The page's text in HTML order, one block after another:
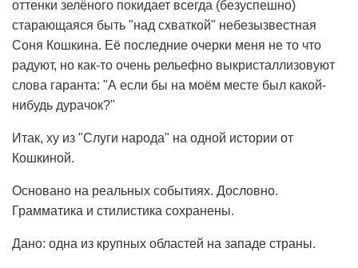
оттенки зелёного покидает всегда (безуспешно)
старающаяся быть "над схваткой" небезызвестная
Соня Кошкина. Её последние очерки меня не то что
радуют, но как-то очень рельефно выкристаллизовуют
слова гаранта: "А если бы на моём месте был какой-
нибудь дурачок?"
Итак, ху из "Слуги народа" на одной истории от
Кошкиной.
Основано на реальных событиях. Дословно.
Грамматика и стилистика сохранены.
Дано: одна из крупных областей на западе страны.